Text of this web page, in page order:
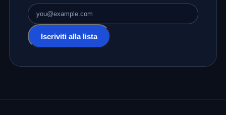
Indirizzo email
Iscriviti alla lista